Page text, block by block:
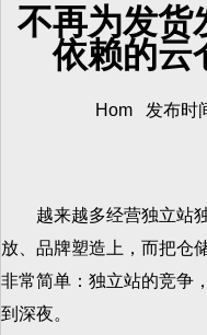
不再为发货
依赖的云
Hom 发布时
越来越多经营独立站独
放、品牌塑造上，而把仓
非常简单：独立站的竞争
到深夜。